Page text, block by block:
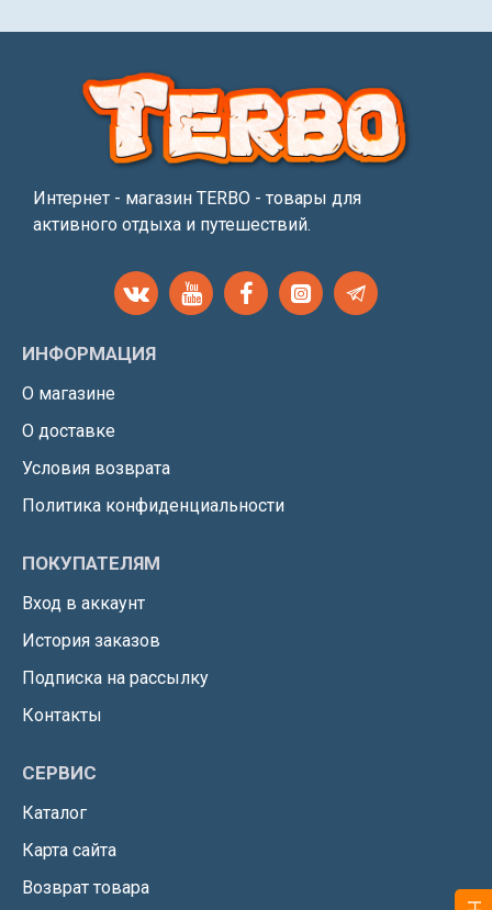
Интернет - магазин TERBO - товары для
активного отдыха и путешествий.
ИНФОРМАЦИЯ
О магазине
О доставке
Условия возврата
Политика конфиденциальности
ПОКУПАТЕЛЯМ
Вход в аккаунт
История заказов
Подписка на рассылку
Контакты
СЕРВИС
Каталог
Карта сайта
Возврат товара